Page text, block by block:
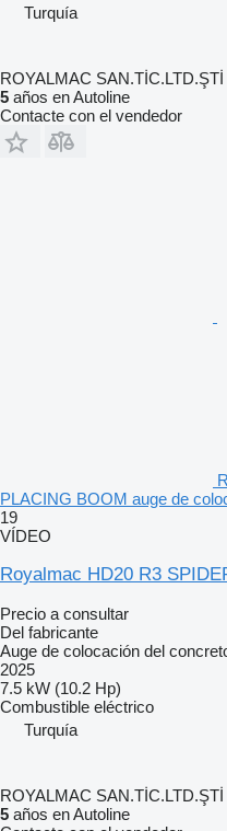
Turquía
ROYALMAC SAN.TİC.LTD.ŞTİ
5 años en Autoline
Contacte con el vendedor
PLACING BOOM auge de
19
VÍDEO
Royalmac HD20 R3
Precio a consultar
Del fabricante
Auge de colocación del
2025
7.5 kW (10.2 Hp)
Combustible eléctrico
Turquía
ROYALMAC SAN.TİC.LTD.ŞTİ
5 años en Autoline